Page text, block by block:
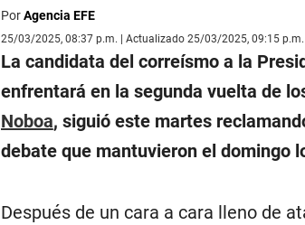
PorAgencia EFE
25/03/2025, 08:37 p.m. | Actualizado 25/03/2025, 09:15 p.m.
La candidata del correísmo a la
enfrentará en la segunda vuelta de
Noboa, siguió este martes
debate que mantuvieron el domingo
Después de un cara a cara lleno de